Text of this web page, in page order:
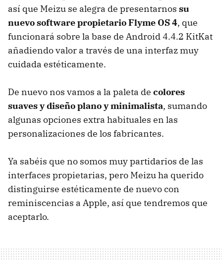
así que Meizu se alegra de presentarnos su
nuevo software propietario Flyme OS 4, que
funcionará sobre la base de Android 4.4.2 KitKat
añadiendo valor a través de una interfaz muy
cuidada estéticamente.
De nuevo nos vamos a la paleta de colores
suaves y diseño plano y minimalista, sumando
algunas opciones extra habituales en las
personalizaciones de los fabricantes.
Ya sabéis que no somos muy partidarios de las
interfaces propietarias, pero Meizu ha querido
distinguirse estéticamente de nuevo con
reminiscencias a Apple, así que tendremos que
aceptarlo.